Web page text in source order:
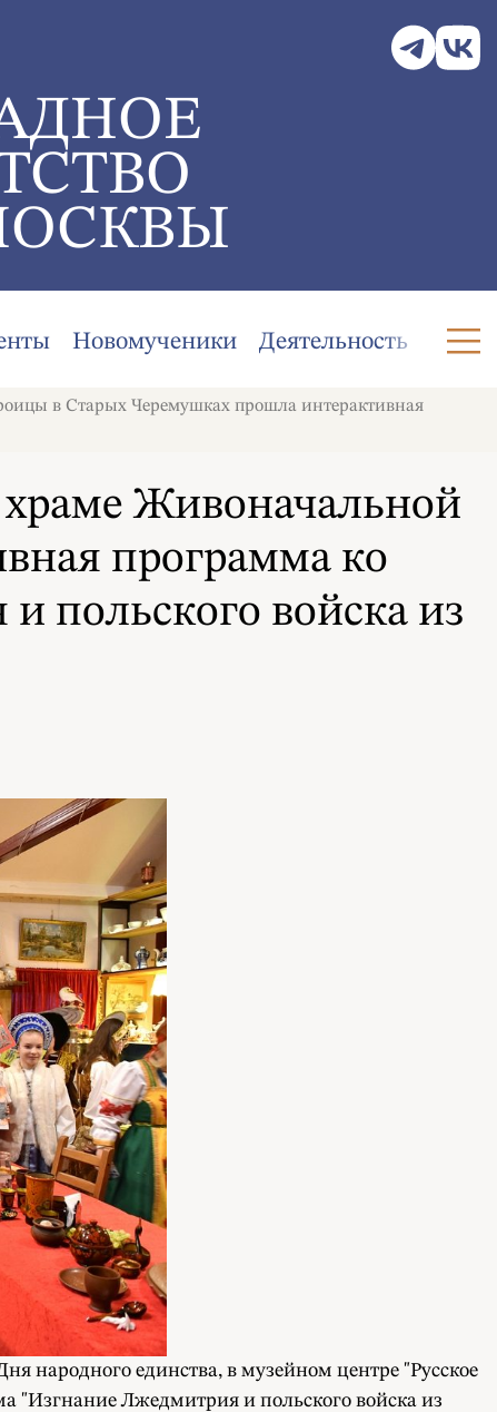
Новомученики Деятельность
в Старых Черемушках прошла интерактивная
храме Живоначальной
программа ко
польского войска из
народного единства, в музейном центре "Русское
"Изгнание Лжедмитрия и польского войска из